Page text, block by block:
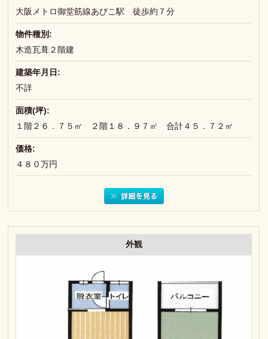
大阪メトロ御堂筋線あびこ駅 徒歩約７分
物件種別:
木造瓦葺２階建
建築年月日:
不詳
面積(坪):
１階２６．７５㎡ ２階１８．９７㎡ 合計４５．７２㎡
価格:
４８０万円
外観